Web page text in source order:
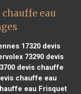
eau
17320devis
73290devis
devis chauffe
chauffe eau
eau Frisquet